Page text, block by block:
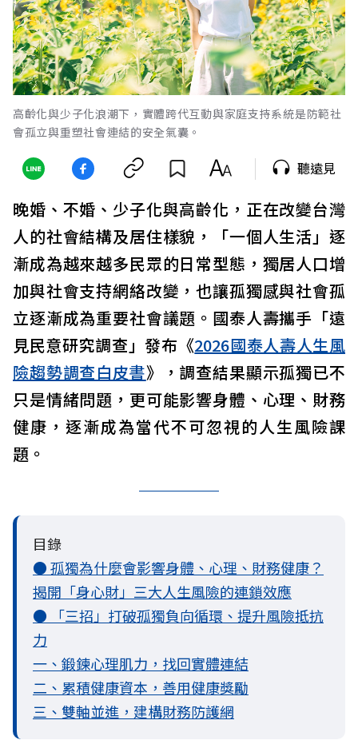
高齡化與少子化浪潮下，實體跨代互動與家庭支持系統是防範社
會孤立與重塑社會連結的安全氣囊。
聽遠見
晚婚、不婚、少子化與高齡化，正在改變台灣
人的社會結構及居住樣貌，「一個人生活」逐
漸成為越來越多民眾的日常型態，獨居人口增
加與社會支持網絡改變，也讓孤獨感與社會孤
立逐漸成為重要社會議題。國泰人壽攜手「遠
見民意研究調查」發布《2026國泰人壽人生風
險趨勢調查白皮書》，調查結果顯示孤獨已不
只是情緒問題，更可能影響身體、心理、財務
健康，逐漸成為當代不可忽視的人生風險課
題。
目錄
● 孤獨為什麼會影響身體、心理、財務健康？
揭開「身心財」三大人生風險的連鎖效應
● 「三招」打破孤獨負向循環、提升風險抵抗
力
一、鍛鍊心理肌力，找回實體連結
二、累積健康資本，善用健康獎勵
三、雙軸並進，建構財務防護網